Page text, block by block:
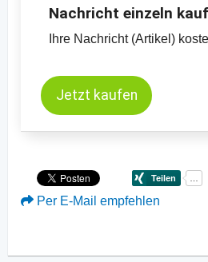
Nachricht einzeln
Ihre Nachricht (Artikel)
Jetzt kaufen
Per E-Mail empfehlen